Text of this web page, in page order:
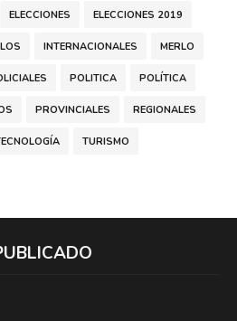
ELECCIONES ELECCIONES 2019
INTERNACIONALES MERLO
POLITICA POLÍTICA
PROVINCIALES REGIONALES
TURISMO